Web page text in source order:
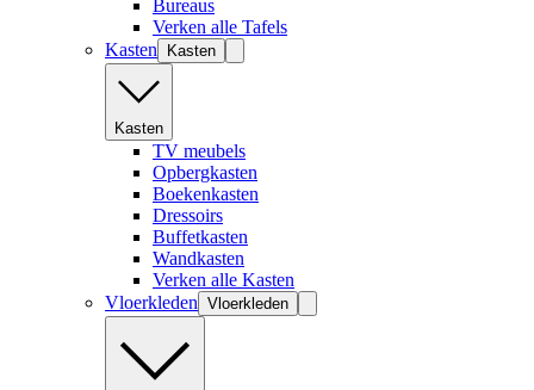
Bureaus
Verken alle Tafels
Kasten
Kasten
Kasten
TV meubels
Opbergkasten
Boekenkasten
Dressoirs
Buffetkasten
Wandkasten
Verken alle Kasten
Vloerkleden Vloerkleden